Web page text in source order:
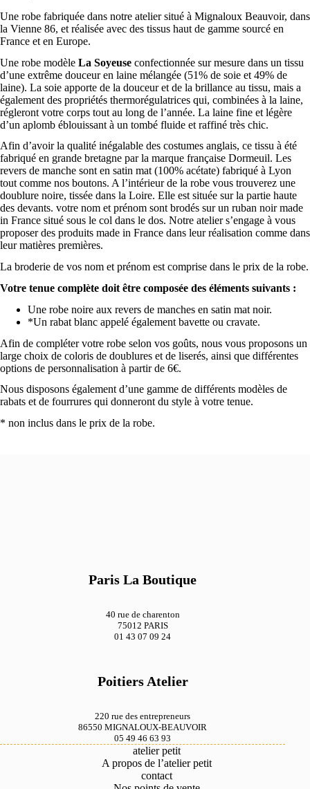
Doublure Entière+
250,00 €
Option de Doublure Soie
Demi - Doublure Devant+
100,00 €
Demi - Doublure Devant et
Dos+150,00 €
Doublure Entière+
400,00 €
Coloris Doublure Classique
Selectionner votre coloris
Bosquet 364
Beige 766
Les Verts
Les Rouges
Les oranges
Les Bleus
Les Violets
Revers de manches en soie noire+50,00 €
Sans traine+6,00 €
Sac intégré+75,00 €
Harlow
couleurs*
067 Canari
364 Antilope
Une robe fabriquée dans notre atelier situé à Mignaloux Beauvoir, dans
la Vienne 86, et réalisée avec des tissus haut de gamme sourcé en
France et en Europe.
Une robe modèle La Soyeuse confectionnée sur mesure dans un tissu
d’une extrême douceur en laine mélangée (51% de soie et 49% de
laine). La soie apporte de la douceur et de la brillance au tissu, mais a
également des propriétés thermorégulatrices qui, combinées à la laine,
régleront votre corps tout au long de l’année. La laine fine et légère
d’un aplomb éblouissant à un tombé fluide et raffiné très chic.
Afin d’avoir la qualité inégalable des costumes anglais, ce tissu à été
fabriqué en grande bretagne par la marque française Dormeuil. Les
revers de manche sont en satin mat (100% acétate) fabriqué à Lyon
tout comme nos boutons. A l’intérieur de la robe vous trouverez une
doublure noire, tissée dans la Loire. Elle est située sur la partie haute
des devants. votre nom et prénom sont brodés sur un ruban noir made
in France situé sous le col dans le dos. Notre atelier s’engage à vous
proposer des produits made in France dans leur réalisation comme dans
leur matières premières.
La broderie de vos nom et prénom est comprise dans le prix de la robe.
Votre tenue complète doit être composée des éléments suivants :
Une robe noire aux revers de manches en satin mat noir.
*Un rabat blanc appelé également bavette ou cravate.
Afin de compléter votre robe selon vos goûts, nous vous proposons un
large choix de coloris de doublures et de liserés, ainsi que différentes
options de personnalisation à partir de 6€.
Nous disposons également d’une gamme de différents modèles de
rabats et de fourrures qui donneront du style à votre tenue.
* non inclus dans le prix de la robe.
Paris La Boutique
40 rue de charenton
75012 PARIS
01 43 07 09 24
Poitiers Atelier
220 rue des entrepreneurs
86550 MIGNALOUX-BEAUVOIR
05 49 46 63 93
atelier petit
A propos de l’atelier petit
contact